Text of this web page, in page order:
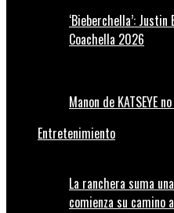
‘Bieberchella’:
Coachella 2026
Manon de KATSEYE
Entretenimiento
La ranchera suma
comienza su camino